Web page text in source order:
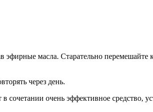
эфирные масла. Старательно
через день.
в сочетании очень эффективное